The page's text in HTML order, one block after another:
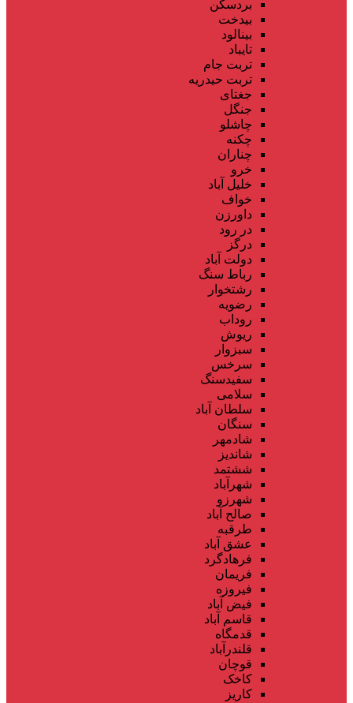
بردسکن
بیدخت
بینالود
تایباد
تربت جام
تربت حیدریه
جغتای
جنگل
چاشلو
چکنه
چناران
خرو
خلیل آباد
خواف
داورزن
در رود
درگز
دولت آباد
رباط سنگ
رشتخوار
رضویه
روداب
ریوش
سبزوار
سرخس
سفیدسنگ
سلامی
سلطان آباد
سنگان
شادمهر
شاندیز
ششتمد
شهرآباد
شهرزو
صالح آباد
طرقبه
عشق آباد
فرهادگرد
فریمان
فیروزه
فیض آباد
قاسم آباد
قدمگاه
قلندرآباد
قوچان
کاخک
کاریز